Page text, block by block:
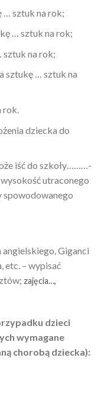
… sztuk na rok;
… sztuk na rok;
sztuk na rok;
sztukę … sztuk na
rok.
dziecka do
iść do szkoły………-
utraconego
spowodowanego
Giganci
etc. – wypisać
zajęcia…,
dzieci
wymagane
chorobą dziecka):